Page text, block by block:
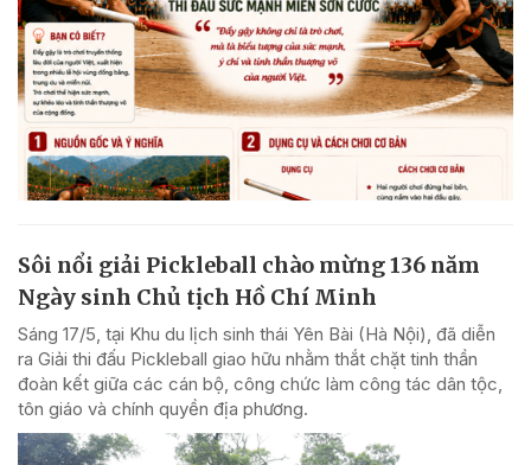
Sôi nổi giải Pickleball chào mừng 136 năm
Ngày sinh Chủ tịch Hồ Chí Minh
Sáng 17/5, tại Khu du lịch sinh thái Yên Bài (Hà Nội), đã diễn
ra Giải thi đấu Pickleball giao hữu nhằm thắt chặt tinh thần
đoàn kết giữa các cán bộ, công chức làm công tác dân tộc,
tôn giáo và chính quyền địa phương.